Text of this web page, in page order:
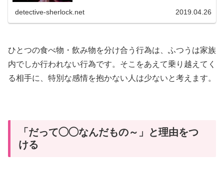
detective-sherlock.net 2019.04.26
ひとつの食べ物・飲み物を分け合う行為は、ふつうは家族
内でしか行われない行為です。そこをあえて乗り越えてく
る相手に、特別な感情を抱かない人は少ないと考えます。
「だって◯◯なんだもの～」と理由をつ
ける